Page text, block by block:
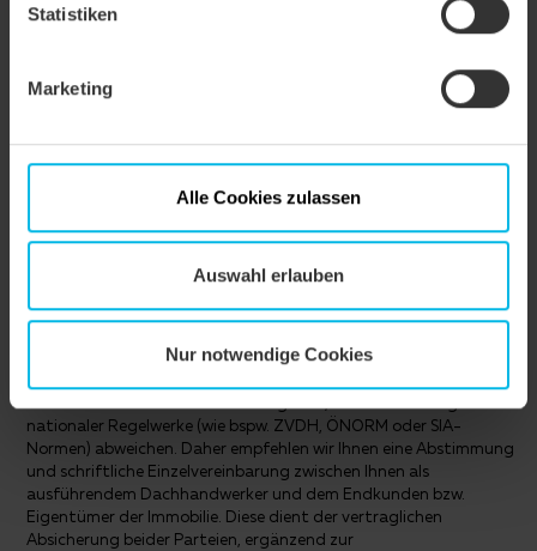
Statistiken
Marketing
Alle Cookies zulassen
Auswahl erlauben
Nur notwendige Cookies
VERLEGEHINWEISE
Die dargestellten technischen Zeichnungen sind nur ein
Abstand zwischen Innenkante Ortganglappen und Außenkante
Giebelwand bzw. Außenkante Bekleidung mindestens 1 cm
Lattweite/ Decklänge ist abhängig von Deckungsart und
es sich um CREATON Herstellerangaben, die von den Vorgaben
nationaler Regelwerke (wie bspw. ZVDH, ÖNORM oder SIA-
Normen) abweichen. Daher empfehlen wir Ihnen eine Abstimmung
und schriftliche Einzelvereinbarung zwischen Ihnen als
ausführendem Dachhandwerker und dem Endkunden bzw.
Eigentümer der Immobilie. Diese dient der vertraglichen
Absicherung beider Parteien, ergänzend zur